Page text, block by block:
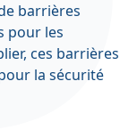
barrières
pour les
ces barrières
la sécurité